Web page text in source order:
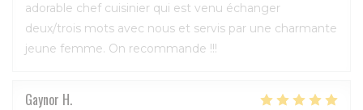
adorable chef cuisinier qui est venu échanger
deux/trois mots avec nous et servis par une charmante
jeune femme. On recommande !!!
Gaynor H